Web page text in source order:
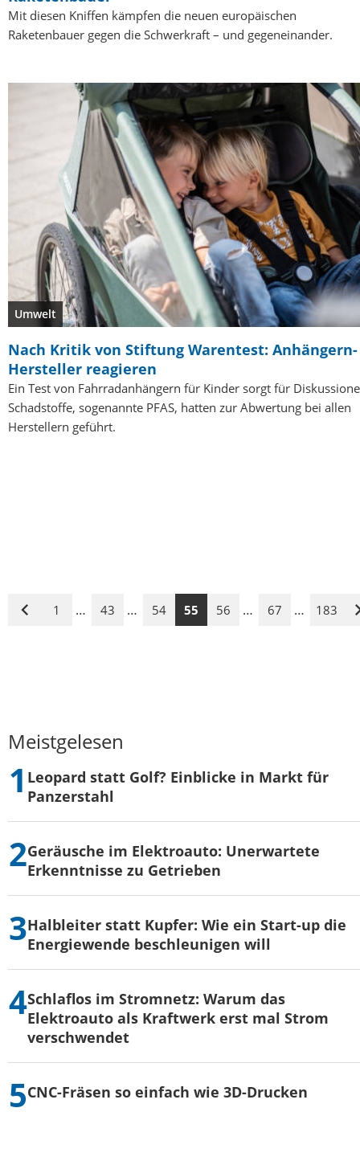
Mit diesen Kniffen kämpfen die neuen europäischen
Raketenbauer gegen die Schwerkraft – und gegeneinander.
Umwelt
Nach Kritik von Stiftung Warentest: Anhängern-
Hersteller reagieren
Ein Test von Fahrradanhängern für Kinder sorgt für
Schadstoffe, sogenannte PFAS, hatten zur Abwertung bei allen
Herstellern geführt.
Vorige
1 … 43 … 54 55 56 … 67 … 183
Meistgelesen
Leopard statt Golf? Einblicke in Markt für
Panzerstahl
Geräusche im Elektroauto: Unerwartete
Erkenntnisse zu Getrieben
Halbleiter statt Kupfer: Wie ein Start-up die
Energiewende beschleunigen will
Schlaflos im Stromnetz: Warum das
Elektroauto als Kraftwerk erst mal Strom
verschwendet
CNC-Fräsen so einfach wie 3D-Drucken